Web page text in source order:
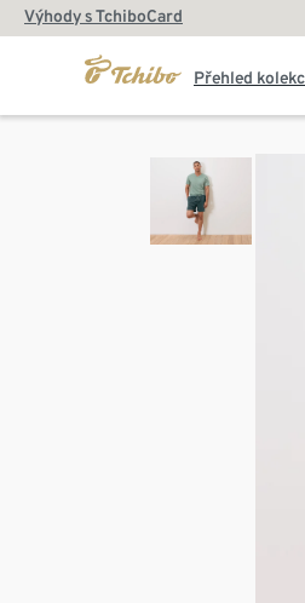
Výhody s TchiboCard
Přehled